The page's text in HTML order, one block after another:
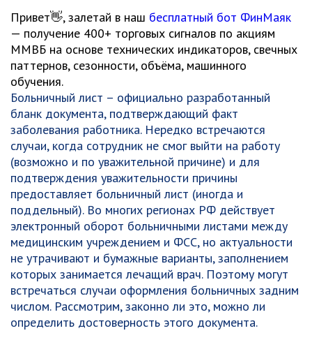
Привет👋, залетай в наш бесплатный бот ФинМаяк
— получение 400+ торговых сигналов по акциям
ММВБ на основе технических индикаторов, свечных
паттернов, сезонности, объёма, машинного
обучения.
Больничный лист – официально разработанный
бланк документа, подтверждающий факт
заболевания работника. Нередко встречаются
случаи, когда сотрудник не смог выйти на работу
(возможно и по уважительной причине) и для
подтверждения уважительности причины
предоставляет больничный лист (иногда и
поддельный). Во многих регионах РФ действует
электронный оборот больничными листами между
медицинским учреждением и ФСС, но актуальности
не утрачивают и бумажные варианты, заполнением
которых занимается лечащий врач. Поэтому могут
встречаться случаи оформления больничных задним
числом. Рассмотрим, законно ли это, можно ли
определить достоверность этого документа.